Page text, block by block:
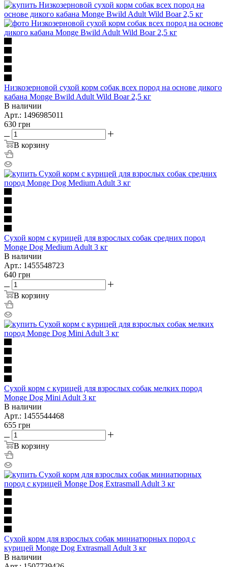
Низкозерновой сухой корм собак всех пород на основе дикого
кабана Monge Bwild Adult Wild Boar 2,5 кг
В наличии
Арт.: 1496985011
630 грн
В корзину
Сухой корм с курицей для взрослых собак средних пород
Monge Dog Medium Adult 3 кг
В наличии
Арт.: 1455548723
640 грн
В корзину
Сухой корм с курицей для взрослых собак мелких пород
Monge Dog Mini Adult 3 кг
В наличии
Арт.: 1455544468
655 грн
В корзину
Сухой корм для взрослых собак миниатюрных пород с
курицей Monge Dog Extrasmall Adult 3 кг
В наличии